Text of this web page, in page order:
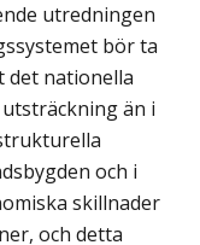
utredningen
bör ta
det nationella
än i
och i
skillnader
och detta